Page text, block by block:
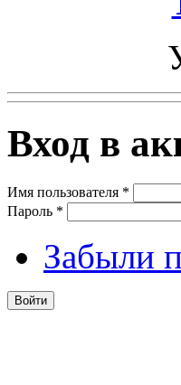
Вход в
Имя пользователя *
Пароль *
Забыли